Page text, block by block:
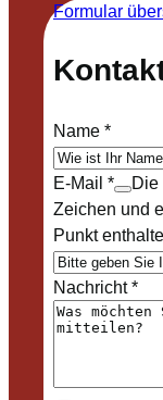
Formular
Name*
E-Mail *
Die
Zeichen und
Punkt
Nachricht*